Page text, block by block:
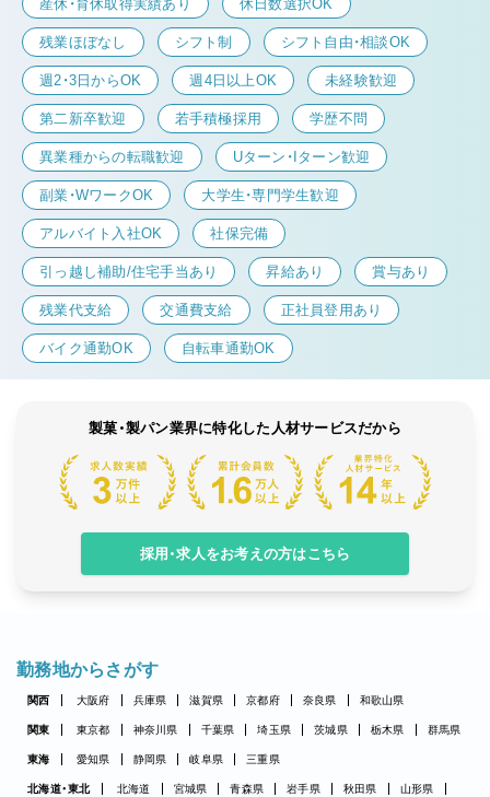
産休・育休取得実績あり 休日数選択OK
残業ほぼなし シフト制 シフト自由・相談OK
週2・3日からOK 週4日以上OK 未経験歓迎
第二新卒歓迎 若手積極採用 学歴不問
異業種からの転職歓迎 Uターン・Iターン歓迎
副業・WワークOK 大学生・専門学生歓迎
アルバイト入社OK 社保完備
引っ越し補助/住宅手当あり 昇給あり 賞与あり
残業代支給 交通費支給 正社員登用あり
バイク通勤OK 自転車通勤OK
製菓・製パン業界に特化した人材サービスだから
採用・求人をお考えの方はこちら
勤務地からさがす
関西 大阪府 兵庫県 滋賀県 京都府 奈良県 和歌山県
関東 東京都 神奈川県 千葉県 埼玉県 茨城県 栃木県 群馬県
東海 愛知県 静岡県 岐阜県 三重県
北海道・東北 北海道 宮城県 青森県 岩手県 秋田県
山形県